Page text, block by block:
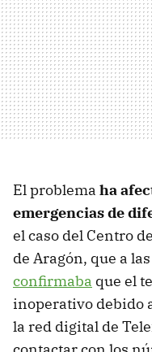
El problema ha
emergencias de
el caso del Centro
de Aragón, que a
confirmaba que el
inoperativo debido
la red digital de